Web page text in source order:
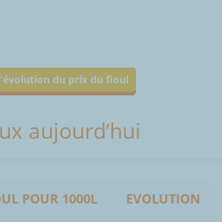
du prix du fioul
aujourd’hui
POUR 1000L
EVOLUTION